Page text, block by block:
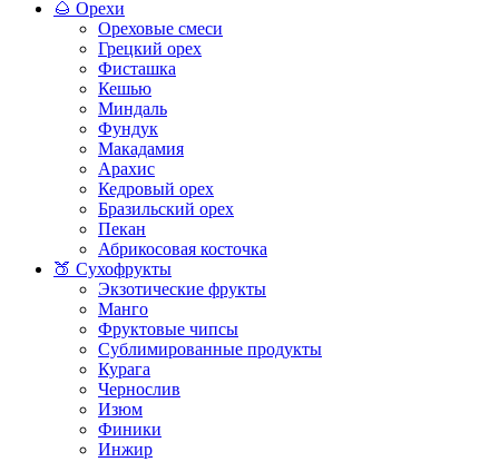
🌰 Орехи
Ореховые смеси
Грецкий орех
Фисташка
Кешью
Миндаль
Фундук
Макадамия
Арахис
Кедровый орех
Бразильский орех
Пекан
Абрикосовая косточка
🍑 Сухофрукты
Экзотические фрукты
Манго
Фруктовые чипсы
Сублимированные продукты
Курага
Чернослив
Изюм
Финики
Инжир